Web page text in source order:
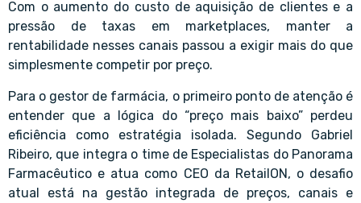
Com o aumento do custo de aquisição de clientes e a
pressão de taxas em marketplaces, manter a
rentabilidade nesses canais passou a exigir mais do que
simplesmente competir por preço.
Para o gestor de farmácia, o primeiro ponto de atenção é
entender que a lógica do “preço mais baixo” perdeu
eficiência como estratégia isolada. Segundo Gabriel
Ribeiro, que integra o time de Especialistas do Panorama
Farmacêutico e atua como CEO da RetailON, o desafio
atual está na gestão integrada de preços, canais e